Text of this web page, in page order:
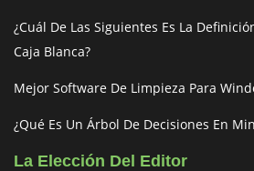
¿Cuál De Las Siguientes Es La
Caja Blanca?
Mejor Software De Limpieza Para
¿Qué Es Un Árbol De Decisiones En
La Elección Del Editor